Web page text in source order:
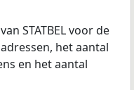
STATBEL voor de
het aantal
en het aantal